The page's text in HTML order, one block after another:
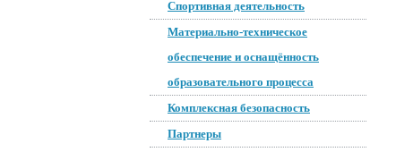
Спортивная деятельность
Материально-техническое
обеспечение и оснащённость
образовательного процесса
Комплексная безопасность
Партнеры